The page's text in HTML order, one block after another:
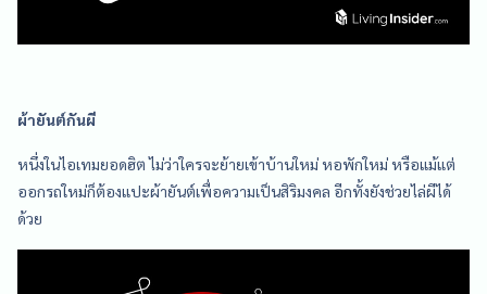
ผ้ายันต์กันผี
หนึ่งในไอเทมยอดฮิต ไม่ว่าใครจะย้ายเข้าบ้านใหม่ หอพักใหม่ หรือแม้แต่
ออกรถใหม่ก็ต้องแปะผ้ายันต์เพื่อความเป็นสิริมงคล อีกทั้งยังช่วยไล่ผีได้
ด้วย